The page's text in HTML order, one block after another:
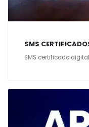
SMS
SMS certificado